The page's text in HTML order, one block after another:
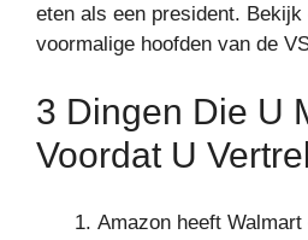
eten als een president.
voormalige hoofden van de
3 Dingen Die U
Voordat U
Amazon heeft Walmart